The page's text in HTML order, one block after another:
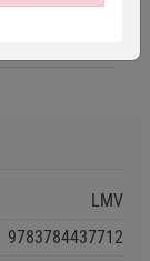
LMV
9783784437712